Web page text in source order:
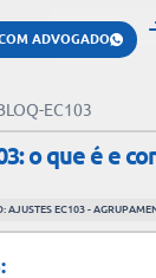
ADVOGADO
EC103
o que é e
AJUSTES EC103 -